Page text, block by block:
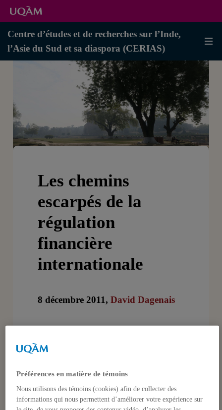
Centre d’études et de recherches sur l’Inde,
l’Asie du Sud et sa diaspora (CERIAS)
Les chemins
escarpés de la
régulation
financière
internationale
8 décembre 2011,David Dagenais
du cours POL 8310 – Économie
2011
Préférences en matière de témoins
Nous utilisons des témoins (cookies) afin de collecter des
informations qui nous permettent d’améliorer votre expérience sur